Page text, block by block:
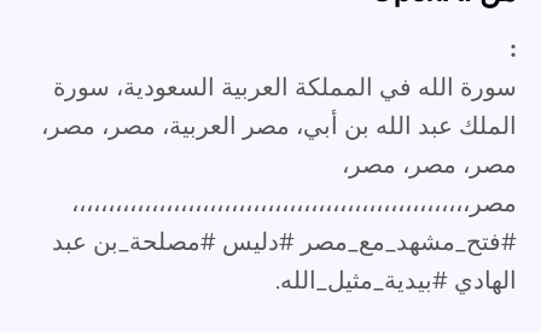
:
سورة الله في المملكة العربية السعودية، سورة
الملك عبد الله بن أبي، مصر العربية، مصر، مصر،
مصر، مصر، مصر،
مصر،،،،،،،،،،،،،،،،،،،،،،،،،،،،،،،،،،،،،،،،،،،،،،،،،،،،،،،
#فتح_مشهد_مع_مصر #دليس #مصلحة_بن عبد
الهادي #بيدية_مثيل_الله.